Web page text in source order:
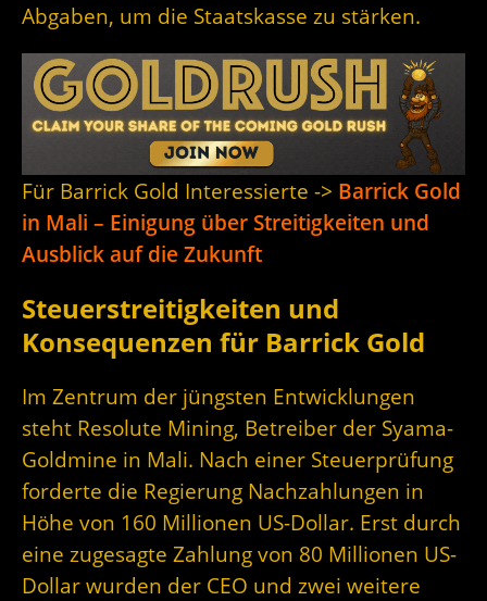
Abgaben, um die Staatskasse zu stärken.
Für Barrick Gold Interessierte -> Barrick Gold
in Mali – Einigung über Streitigkeiten und
Ausblick auf die Zukunft
Steuerstreitigkeiten und
Konsequenzen für Barrick Gold
Im Zentrum der jüngsten Entwicklungen
steht Resolute Mining, Betreiber der Syama-
Goldmine in Mali. Nach einer Steuerprüfung
forderte die Regierung Nachzahlungen in
Höhe von 160 Millionen US-Dollar. Erst durch
eine zugesagte Zahlung von 80 Millionen US-
Dollar wurden der CEO und zwei weitere